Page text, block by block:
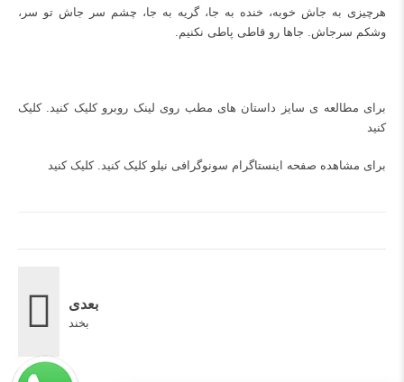
هرچیزی به جاش خوبه، خنده به جا، گریه به جا، چشم سر جاش تو سر،
و‌شکم سرجاش. جاها رو قاطی پاطی نکنیم.
برای مطالعه ی سایز داستان های مطب روی لینک روبرو کلیک کنید.کلیک
کنید
برای مشاهده صفحه اینستاگرام سونوگرافی نیلو کلیک کنید.کلیک کنید
بعدی
بخند